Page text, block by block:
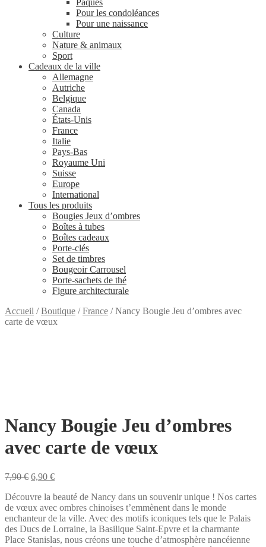
Pâques
Pour les condoléances
Pour une naissance
Culture
Nature & animaux
Sport
Cadeaux de la ville
Allemagne
Autriche
Belgique
Canada
États-Unis
France
Italie
Pays-Bas
Royaume Uni
Suisse
Europe
International
Tous les produits
Bougies Jeux d’ombres
Boîtes à tubes
Boîtes cadeaux
Porte-clés
Set de timbres
Bougeoir Carrousel
Porte-sachets de thé
Figure architecturale
Accueil /Boutique /France /Nancy Bougie Jeu d’ombres avec
carte de vœux
Nancy Bougie Jeu d’ombres
avec carte de vœux
7,90€ Le
initial
était :
7,90 €.
6,90 €Le
actuel
est :
6,90 €.
Découvre la beauté de Nancy dans un souvenir unique ! Nos cartes
de vœux avec ombres chinoises t’emmènent dans le monde
enchanteur de la ville. Avec des motifs iconiques tels que le Palais
des Ducs de Lorraine, la Basilique Saint-Epvre et la charmante
Place Stanislas, nous créons une touche d’atmosphère nancéienne